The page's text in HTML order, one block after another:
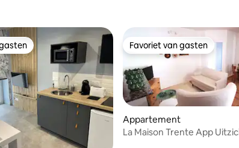
Favoriet van gasten
Favoriet van gasten
Appartement
La Maison Trente App